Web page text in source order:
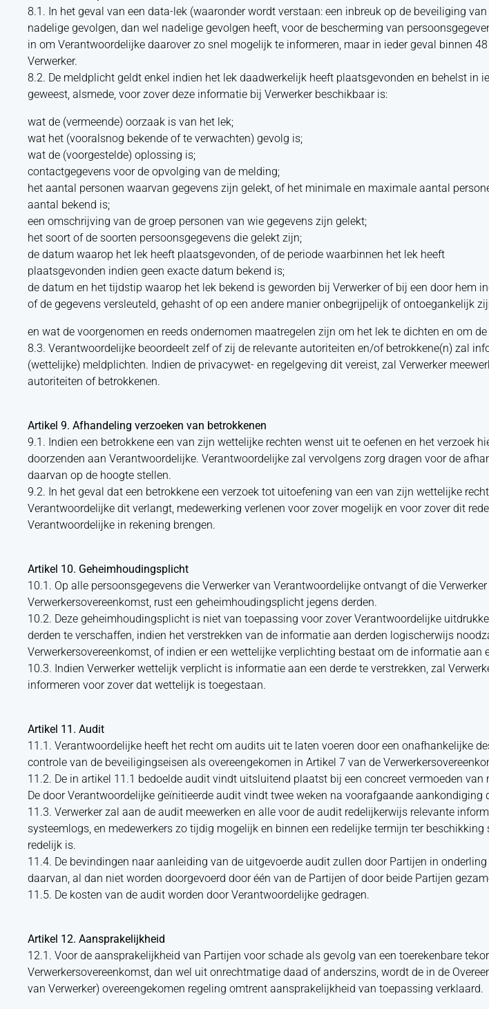
8.1. In het geval van een data-lek (waaronder wordt verstaan: een inbreuk op de beveiliging
nadelige gevolgen, dan wel nadelige gevolgen heeft, voor de bescherming van
in om Verantwoordelijke daarover zo snel mogelijk te informeren, maar in ieder geval binnen
Verwerker.
8.2. De meldplicht geldt enkel indien het lek daadwerkelijk heeft plaatsgevonden en behelst in
geweest, alsmede, voor zover deze informatie bij Verwerker beschikbaar is:
wat de (vermeende) oorzaak is van het lek;
wat het (vooralsnog bekende of te verwachten) gevolg is;
wat de (voorgestelde) oplossing is;
contactgegevens voor de opvolging van de melding;
het aantal personen waarvan gegevens zijn gelekt, of het minimale en maximale aantal
aantal bekend is;
een omschrijving van de groep personen van wie gegevens zijn gelekt;
het soort of de soorten persoonsgegevens die gelekt zijn;
de datum waarop het lek heeft plaatsgevonden, of de periode waarbinnen het lek heeft
plaatsgevonden indien geen exacte datum bekend is;
de datum en het tijdstip waarop het lek bekend is geworden bij Verwerker of bij een door hem
of de gegevens versleuteld, gehasht of op een andere manier onbegrijpelijk of ontoegankelijk
en wat de voorgenomen en reeds ondernomen maatregelen zijn om het lek te dichten en om
8.3. Verantwoordelijke beoordeelt zelf of zij de relevante autoriteiten en/of betrokkene(n) zal
(wettelijke) meldplichten. Indien de privacywet- en regelgeving dit vereist, zal Verwerker
autoriteiten of betrokkenen.
Artikel 9. Afhandeling verzoeken van betrokkenen
9.1. Indien een betrokkene een van zijn wettelijke rechten wenst uit te oefenen en het verzoek
doorzenden aan Verantwoordelijke. Verantwoordelijke zal vervolgens zorg dragen voor de
daarvan op de hoogte stellen.
9.2. In het geval dat een betrokkene een verzoek tot uitoefening van een van zijn wettelijke
Verantwoordelijke dit verlangt, medewerking verlenen voor zover mogelijk en voor zover dit
Verantwoordelijke in rekening brengen.
Artikel 10. Geheimhoudingsplicht
10.1. Op alle persoonsgegevens die Verwerker van Verantwoordelijke ontvangt of die
Verwerkersovereenkomst, rust een geheimhoudingsplicht jegens derden.
10.2. Deze geheimhoudingsplicht is niet van toepassing voor zover Verantwoordelijke
derden te verschaffen, indien het verstrekken van de informatie aan derden logischerwijs
Verwerkersovereenkomst, of indien er een wettelijke verplichting bestaat om de informatie aan
10.3. Indien Verwerker wettelijk verplicht is informatie aan een derde te verstrekken, zal
informeren voor zover dat wettelijk is toegestaan.
Artikel 11. Audit
11.1. Verantwoordelijke heeft het recht om audits uit te laten voeren door een onafhankelijke
controle van de beveiligingseisen als overeengekomen in Artikel 7 van de
11.2. De in artikel 11.1 bedoelde audit vindt uitsluitend plaatst bij een concreet vermoeden
De door Verantwoordelijke geïnitieerde audit vindt twee weken na voorafgaande aankondiging
11.3. Verwerker zal aan de audit meewerken en alle voor de audit redelijkerwijs relevante
systeemlogs, en medewerkers zo tijdig mogelijk en binnen een redelijke termijn ter
redelijk is.
11.4. De bevindingen naar aanleiding van de uitgevoerde audit zullen door Partijen in
daarvan, al dan niet worden doorgevoerd door één van de Partijen of door beide Partijen
11.5. De kosten van de audit worden door Verantwoordelijke gedragen.
Artikel 12. Aansprakelijkheid
12.1. Voor de aansprakelijkheid van Partijen voor schade als gevolg van een toerekenbare
Verwerkersovereenkomst, dan wel uit onrechtmatige daad of anderszins, wordt de in de
van Verwerker) overeengekomen regeling omtrent aansprakelijkheid van toepassing verklaard.